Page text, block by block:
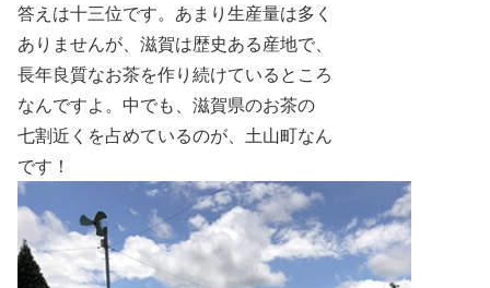
答えは十三位です。あまり生産量は多く
ありませんが、滋賀は歴史ある産地で、
長年良質なお茶を作り続けているところ
なんですよ。中でも、 滋賀県のお茶の
七割近くを占めているのが、土山町なん
です！